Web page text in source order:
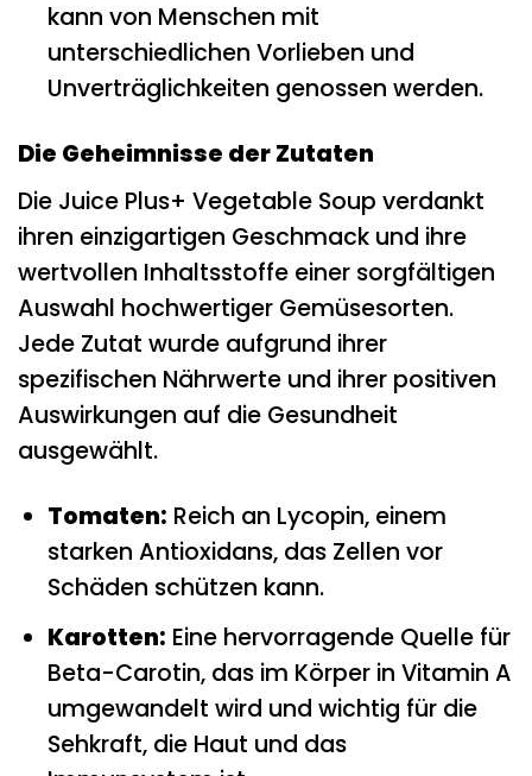
kann von Menschen mit
unterschiedlichen Vorlieben und
Unverträglichkeiten genossen werden.
Die Geheimnisse der Zutaten
Die Juice Plus+ Vegetable Soup verdankt
ihren einzigartigen Geschmack und ihre
wertvollen Inhaltsstoffe einer sorgfältigen
Auswahl hochwertiger Gemüsesorten.
Jede Zutat wurde aufgrund ihrer
spezifischen Nährwerte und ihrer positiven
Auswirkungen auf die Gesundheit
ausgewählt.
Tomaten: Reich an Lycopin, einem
starken Antioxidans, das Zellen vor
Schäden schützen kann.
Karotten: Eine hervorragende Quelle für
Beta-Carotin, das im Körper in Vitamin A
umgewandelt wird und wichtig für die
Sehkraft, die Haut und das